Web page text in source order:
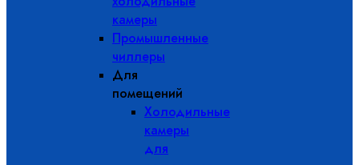
камеры
Промышленные
чиллеры
Для
помещений
Холодильные
камеры
для